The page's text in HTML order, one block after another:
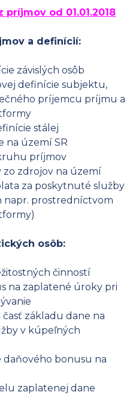
od 01.01.2018
a definícií:
závislých osôb
definície subjektu,
príjemcu príjmu a
stálej
na území SR
príjmov
zdrojov na území
za poskytnuté služby
napr. prostredníctvom
osôb:
činností
na zaplatené úroky pri
základu dane na
v kúpeľných
daňového bonusu na
zaplatenej dane